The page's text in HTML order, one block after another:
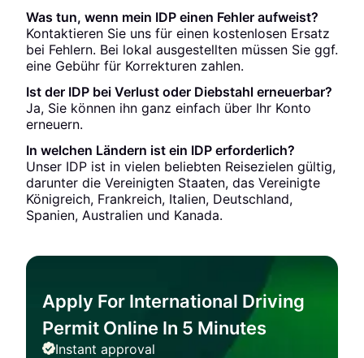
Was tun, wenn mein IDP einen Fehler aufweist?
Kontaktieren Sie uns für einen kostenlosen Ersatz
bei Fehlern. Bei lokal ausgestellten müssen Sie ggf.
eine Gebühr für Korrekturen zahlen.
Ist der IDP bei Verlust oder Diebstahl erneuerbar?
Ja, Sie können ihn ganz einfach über Ihr Konto
erneuern.
In welchen Ländern ist ein IDP erforderlich?
Unser IDP ist in vielen beliebten Reisezielen gültig,
darunter die Vereinigten Staaten, das Vereinigte
Königreich, Frankreich, Italien, Deutschland,
Spanien, Australien und Kanada.
Apply For International Driving
Permit Online In 5 Minutes
Instant approval